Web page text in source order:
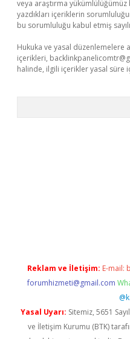
veya araştırma
yazdıkları içeriklerin
bu sorumluluğu kabul etmiş
Hukuka ve yasal düzenlemelere
içerikleri,
halinde, ilgili içerikler yasal süre
Reklam ve İletişim: E-mail:
forumhizmeti@gmail.com
Yasal Uyarı: Sitemiz, 5651
ve İletişim Kurumu (BTK)